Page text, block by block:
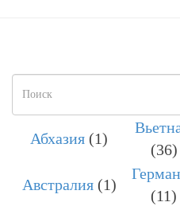
Форма
поиска
Абхазия (1)
(36)
Австралия (1)
(11)